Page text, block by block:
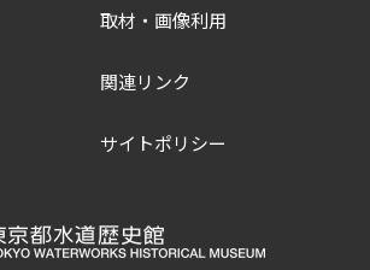
取材・画像利用
関連リンク
サイトポリシー